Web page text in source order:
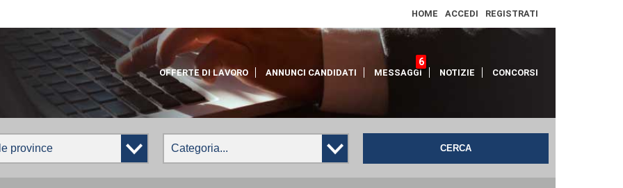
HOME ACCEDI REGISTRATI
OFFERTE DI LAVORO ANNUNCI CANDIDATI
6
MESSAGGI NOTIZIE CONCORSI
CERCA